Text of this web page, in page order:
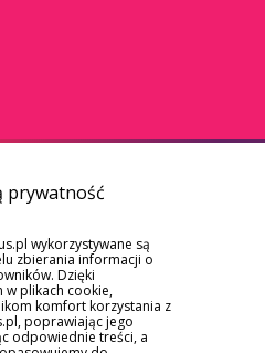
prywatność
wykorzystywane są
zbierania informacji o
Dzięki
plikach cookie,
komfort korzystania z
poprawiając jego
odpowiednie treści, a